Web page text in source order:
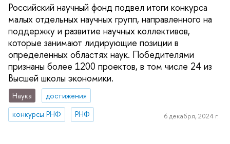
Российский научный фонд подвел итоги конкурса
малых отдельных научных групп, направленного на
поддержку и развитие научных коллективов,
которые занимают лидирующие позиции в
определенных областях наук. Победителями
признаны более 1200 проектов, в том числе 24 из
Высшей школы экономики.
Наука
достижения
конкурсы РНФ
РНФ 6 декабря, 2024 г.